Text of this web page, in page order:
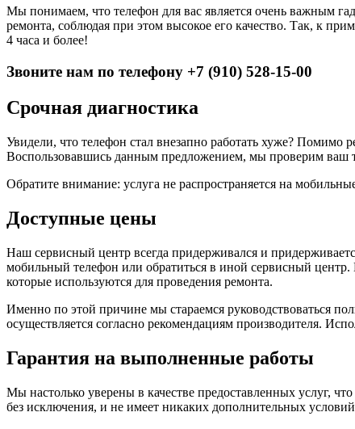
Мы понимаем, что телефон для вас является очень важным
ремонта, соблюдая при этом высокое его качество. Так, к
4 часа и более!
Звоните нам по телефону +7 (910) 528-15-00
Срочная диагностика
Увидели, что телефон стал внезапно работать хуже?
Воспользовавшись данным предложением, мы проверим ваш
Обратите внимание: услуга не распространяется на
Доступные цены
Наш сервисный центр всегда придерживался и
мобильный телефон или обратиться в иной сервисный
которые используются для проведения ремонта.
Именно по этой причине мы стараемся руководствоваться
осуществляется согласно рекомендациям производителя.
Гарантия на выполненные работы
Мы настолько уверены в качестве предоставленных услуг,
без исключения, и не имеет никаких дополнительных